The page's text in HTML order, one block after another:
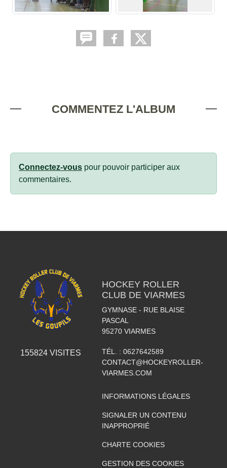
COMMENTEZ L'ALBUM
Connectez-vous pour pouvoir participer aux
commentaires.
155824 VISITES
HOCKEY ROLLER
CLUB DE VIARMES
GYMNASE - RUE BLAISE
PASCAL
95270 VIARMES
TÉL. : 0627642589
CONTACT@HOCKEYROLLER-
VIARMES.COM
INFORMATIONS LÉGALES
SIGNALER UN CONTENU
INAPPROPRIÉ
CHARTE COOKIES
GESTION DES COOKIES